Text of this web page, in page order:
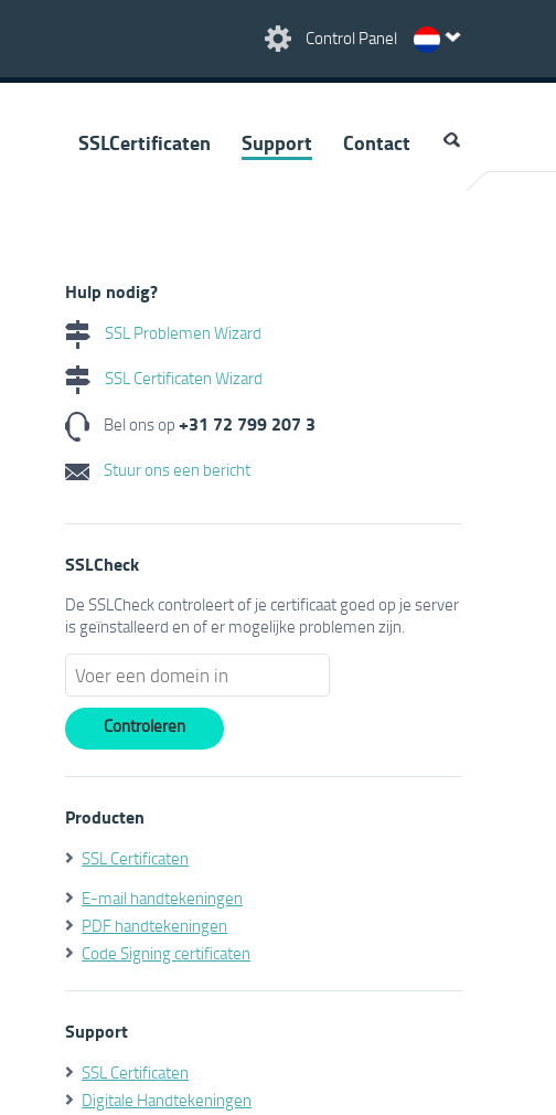
Control Panel
SSLCertificaten Support Contact
Hulp nodig?
SSL Problemen Wizard
SSL Certificaten Wizard
Bel ons op+31 72 799 207 3
Stuur ons een bericht
SSLCheck
De SSLCheck controleert of je certificaat goed op je server
is geïnstalleerd en of er mogelijke problemen zijn.
Producten
SSL Certificaten
E-mail handtekeningen
PDF handtekeningen
Code Signing certificaten
Support
SSL Certificaten
Digitale Handtekeningen